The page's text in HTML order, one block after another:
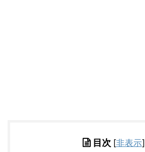
目次 [非表示]